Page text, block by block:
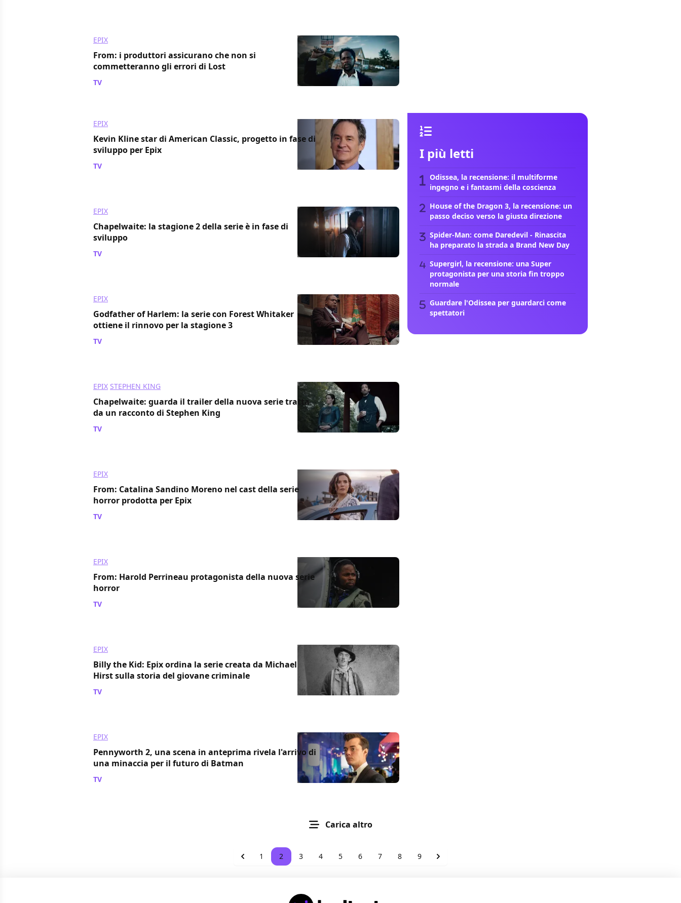
EPIX
From: i produttori assicurano che non si
commetteranno gli errori di Lost
TV
EPIX
Kevin Kline star di American Classic, progetto in fase di
sviluppo per Epix
TV
EPIX
Chapelwaite: la stagione 2 della serie è in fase di
sviluppo
TV
EPIX
Godfather of Harlem: la serie con Forest Whitaker
ottiene il rinnovo per la stagione 3
TV
EPIX STEPHEN KING
Chapelwaite: guarda il trailer della nuova serie tratta
da un racconto di Stephen King
TV
EPIX
From: Catalina Sandino Moreno nel cast della serie
horror prodotta per Epix
TV
EPIX
From: Harold Perrineau protagonista della nuova serie
horror
TV
EPIX
Billy the Kid: Epix ordina la serie creata da Michael
Hirst sulla storia del giovane criminale
TV
EPIX
Pennyworth 2, una scena in anteprima rivela l'arrivo di
una minaccia per il futuro di Batman
TV
I più letti
Odissea, la recensione: il multiforme
ingegno e i fantasmi della coscienza
House of the Dragon 3, la recensione: un
passo deciso verso la giusta direzione
Spider-Man: come Daredevil - Rinascita
ha preparato la strada a Brand New Day
Supergirl, la recensione: una Super
protagonista per una storia fin troppo
normale
Guardare l'Odissea per guardarci come
spettatori
Carica altro
1 2 3 4 5 6 7 8 9